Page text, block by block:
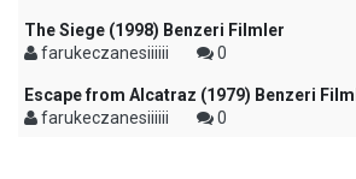
The Siege (1998) Benzeri Filmler
farukeczanesiiiiii
0
Escape from Alcatraz (1979) Benzeri
farukeczanesiiiiii
0